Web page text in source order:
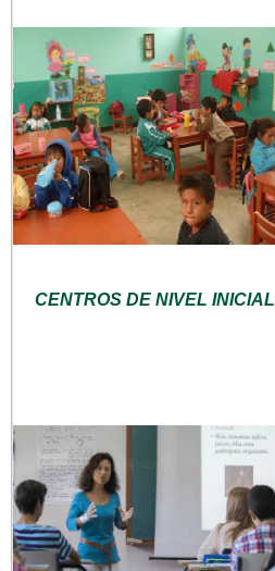
CENTROS DE NIVEL INICIAL